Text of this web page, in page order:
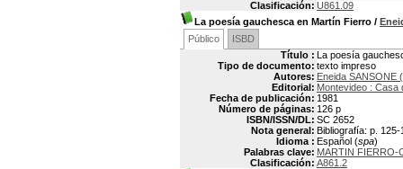
Clasificación: U861.09
La poesía gauchesca en Martín Fierro /
Público
ISBD
Título : La poesía
Tipo de documento: texto impreso
Autores: Eneida SANSONE
Editorial: Montevideo : Casa
Fecha de publicación: 1981
Número de páginas: 126 p
ISBN/ISSN/DL: SC 2652
Nota general: Bibliografía: p. 125-
Idioma : Español (spa)
Palabras clave: MARTIN FIERRO-
Clasificación: A861.2